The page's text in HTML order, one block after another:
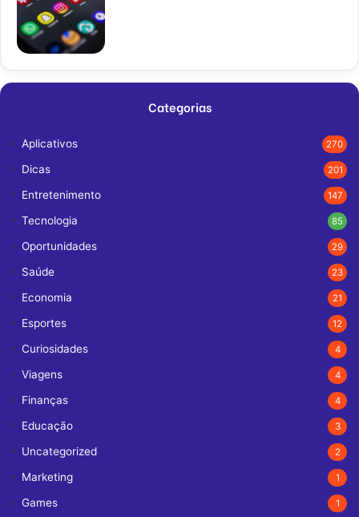
Categorias
Aplicativos 270
Dicas 201
Entretenimento 147
Tecnologia 85
Oportunidades 29
Saúde 23
Economia 21
Esportes 12
Curiosidades 4
Viagens 4
Finanças 4
Educação 3
Uncategorized 2
Marketing 1
Games 1